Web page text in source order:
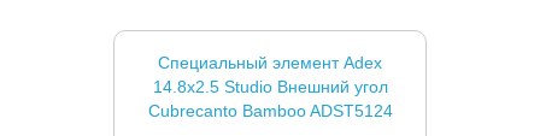
Специальный элемент Adex
14.8x2.5 Studio Внешний угол
Cubrecanto Bamboo ADST5124